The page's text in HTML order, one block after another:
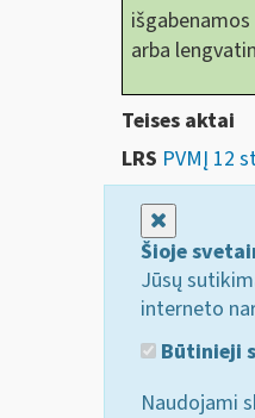
arba
Teises aktai
LRS PVMĮ 12
Šioje
Jūsų
interneto
Būtinieji
Naudojami